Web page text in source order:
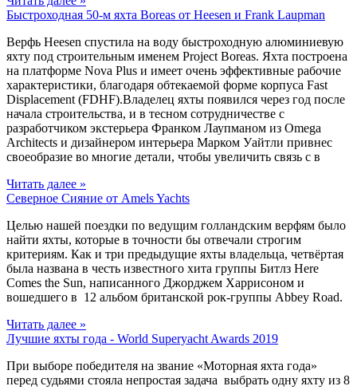
Быстроходная 50-м яхта Boreas от Heesen и Frank Laupman
Верфь Heesen спустила на воду быстроходную алюминиевую
яхту под строительным именем Project Boreas. Яхта построена
на платформе Nova Plus и имеет очень эффективные рабочие
характеристики, благодаря обтекаемой форме корпуса Fast
Displacement (FDHF).Владелец яхты появился через год после
начала строительства, и в тесном сотрудничестве с
разработчиком экстерьера Франком Лаупманом из Omega
Architects и дизайнером интерьера Марком Уайтли привнес
своеобразие во многие детали, чтобы увеличить связь с в
Читать далее »
Северное Сияние от Amels Yachts
Целью нашей поездки по ведущим голландским верфям было
найти яхты, которые в точности бы отвечали строгим
критериям. Как и три предыдущие яхты владельца, четвёртая
была названа в честь известного хита группы Битлз Here
Comes the Sun, написанного Джорджем Харрисоном и
вошедшего в 12 альбом британской рок-группы Abbey Road.
Читать далее »
Лучшие яхты года - World Superyacht Awards 2019
При выборе победителя на звание «Моторная яхта года»
перед судьями стояла непростая задача выбрать одну яхту из 8